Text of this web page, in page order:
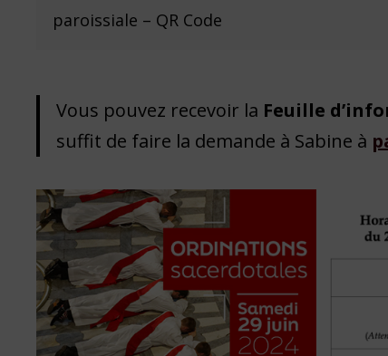
paroissiale – QR Code
Vous pouvez recevoir la Feuille
suffit de faire la demande à Sabine à